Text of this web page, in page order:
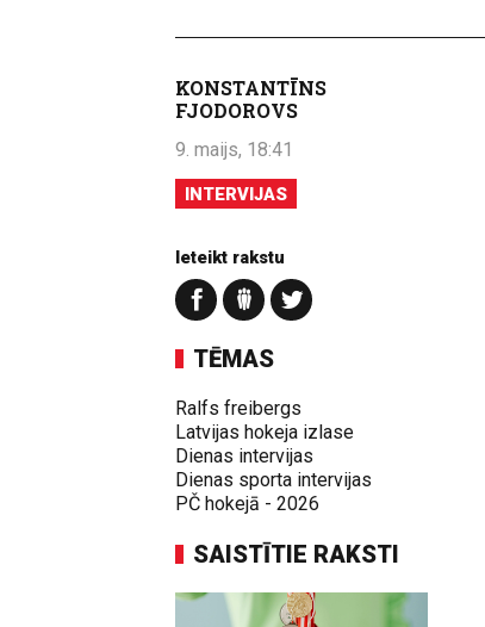
KONSTANTĪNS
FJODOROVS
9. maijs, 18:41
INTERVIJAS
Ieteikt rakstu
TĒMAS
Ralfs freibergs
Latvijas hokeja izlase
Dienas intervijas
Dienas sporta intervijas
PČ hokejā - 2026
SAISTĪTIE RAKSTI